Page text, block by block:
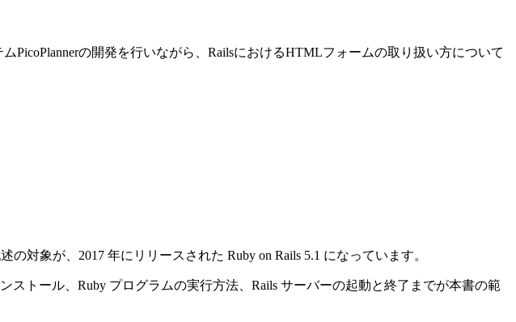
PicoPlannerの開発を行いながら、RailsにおけるHTMLフォームの取り扱い方について
対象が、2017 年にリリースされた Ruby on Rails 5.1 になっています。
ストール、Ruby プログラムの実行方法、Rails サーバーの起動と終了までが本書の範